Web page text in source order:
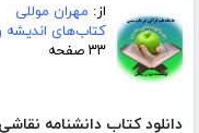
از: مهران موللی
کتاب‌های
۳۳ صفحه
دانلود کتاب دانشنامه نقاشی